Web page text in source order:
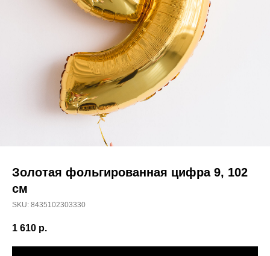
Золотая фольгированная цифра 9, 102
см
SKU: 8435102303330
1 610 р.